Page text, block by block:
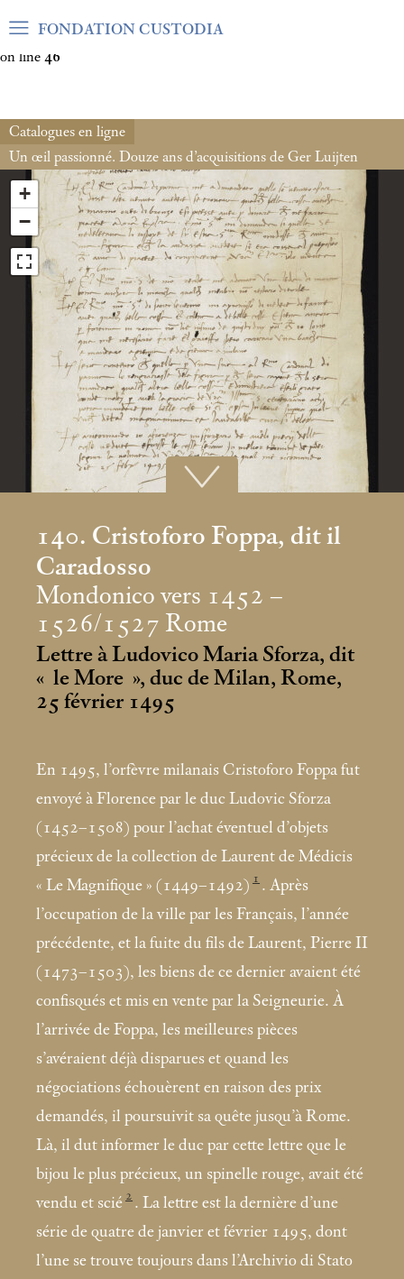
Warning: Undefined array key "var_mode" in
on line 46
FONDATION CUSTODIA
Catalogues en ligne
Un œil passionné. Douze ans d’acquisitions de Ger Luijten
+
−
140. Cristoforo Foppa, dit il
Caradosso
Mondonico vers 1452 –
1526/1527 Rome
Lettre à Ludovico Maria Sforza, dit
« le More », duc de Milan, Rome,
25 février 1495
En 1495, l’orfèvre milanais Cristoforo Foppa fut
envoyé à Florence par le duc Ludovic Sforza
(1452–1508) pour l’achat éventuel d’objets
précieux de la collection de Laurent de Médicis
« Le Magnifique » (1449–1492) 1 . Après
l’occupation de la ville par les Français, l’année
précédente, et la fuite du fils de Laurent, Pierre II
(1473–1503), les biens de ce dernier avaient été
confisqués et mis en vente par la Seigneurie. À
l’arrivée de Foppa, les meilleures pièces
s’avéraient déjà disparues et quand les
négociations échouèrent en raison des prix
demandés, il poursuivit sa quête jusqu’à Rome.
Là, il dut informer le duc par cette lettre que le
bijou le plus précieux, un spinelle rouge, avait été
vendu et scié 2 . La lettre est la dernière d’une
série de quatre de janvier et février 1495, dont
l’une se trouve toujours dans l’Archivio di Stato